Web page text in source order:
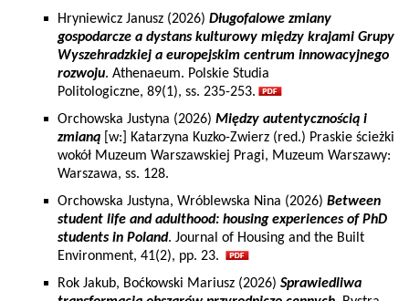
Hryniewicz Janusz (2026) Długofalowe zmiany
gospodarcze a dystans kulturowy między krajami Grupy
Wyszehradzkiej a europejskim centrum innowacyjnego
rozwoju. Athenaeum. Polskie Studia
Politologiczne, 89(1), ss. 235-253.
Orchowska Justyna (2026) Między autentycznością i
zmianą [w:] Katarzyna Kuzko-Zwierz (red.) Praskie ścieżki
wokół Muzeum Warszawskiej Pragi, Muzeum Warszawy:
Warszawa, ss. 128.
Orchowska Justyna, Wróblewska Nina (2026) Between
student life and adulthood: housing experiences of PhD
students in Poland. Journal of Housing and the Built
Environment, 41(2), pp. 23.
Rok Jakub, Boćkowski Mariusz (2026) Sprawiedliwa